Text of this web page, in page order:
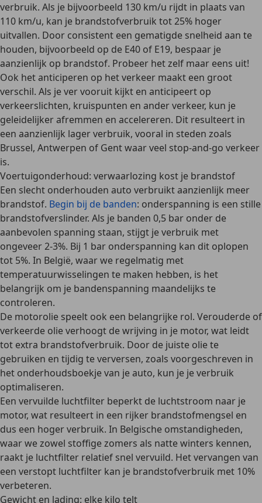
verbruik. Als je bijvoorbeeld 130 km/u rijdt in plaats van
110 km/u, kan je brandstofverbruik tot 25% hoger
uitvallen. Door consistent een gematigde snelheid aan te
houden, bijvoorbeeld op de E40 of E19, bespaar je
aanzienlijk op brandstof. Probeer het zelf maar eens uit!
Ook hetanticiperen op het verkeer maakt een groot
verschil. Als je ver vooruit kijkt en anticipeert op
verkeerslichten, kruispunten en ander verkeer, kun je
geleidelijker afremmen en accelereren. Dit resulteert in
een aanzienlijk lager verbruik, vooral in steden zoals
Brussel, Antwerpen of Gent waar veel stop-and-go verkeer
is.
Voertuigonderhoud: verwaarlozing kost je brandstof
Een slecht onderhouden auto verbruikt aanzienlijk meer
brandstof. Begin bij de banden: onderspanning is een stille
brandstofverslinder. Als je banden 0,5 bar onder de
aanbevolen spanning staan, stijgt je verbruik met
ongeveer 2-3%. Bij 1 bar onderspanning kan dit oplopen
tot 5%. In België, waar we regelmatig met
temperatuurwisselingen te maken hebben, is het
belangrijk om je bandenspanning maandelijks te
controleren.
De motorolie speelt ook een belangrijke rol. Verouderde of
verkeerde olie verhoogt de wrijving in je motor, wat leidt
tot extra brandstofverbruik. Door de juiste olie te
gebruiken en tijdig te verversen, zoals voorgeschreven in
het onderhoudsboekje van je auto, kun je je verbruik
optimaliseren.
Een vervuilde luchtfilter beperkt de luchtstroom naar je
motor, wat resulteert in een rijker brandstofmengsel en
dus een hoger verbruik. In Belgische omstandigheden,
waar we zowel stoffige zomers als natte winters kennen,
raakt je luchtfilter relatief snel vervuild. Het vervangen van
een verstopt luchtfilter kan je brandstofverbruik met 10%
verbeteren.
Gewicht en lading: elke kilo telt